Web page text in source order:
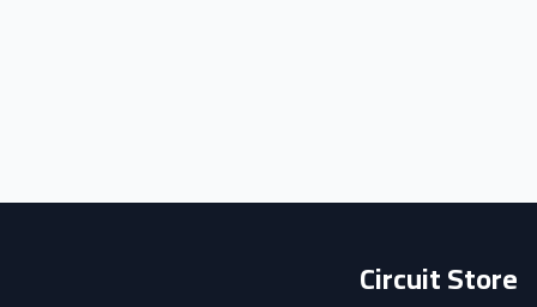
Circuit Store